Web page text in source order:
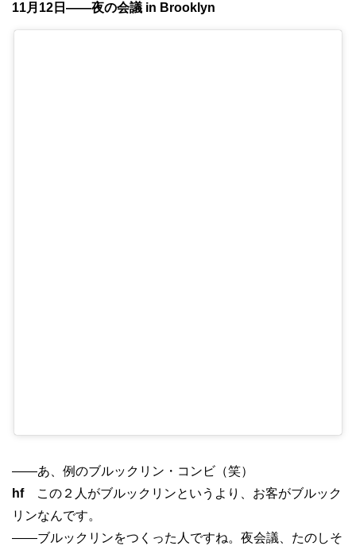
11月12日——夜の会議 in Brooklyn
——あ、例のブルックリン・コンビ（笑）
hfこの２人がブルックリンというより、お客がブルック
リンなんです。
——ブルックリンをつくった人ですね。夜会議、たのしそ